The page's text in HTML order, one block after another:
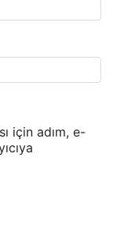
için adım, e-